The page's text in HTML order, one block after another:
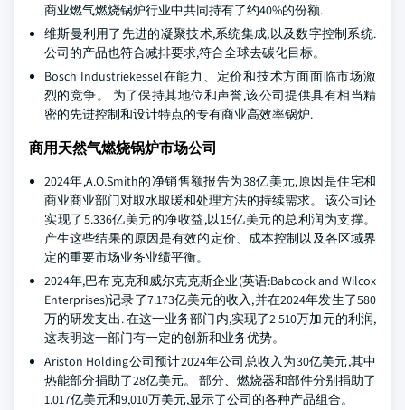
商业燃气燃烧锅炉行业中共同持有了约40%的份额.
维斯曼利用了先进的凝聚技术,系统集成,以及数字控制系统.
公司的产品也符合减排要求,符合全球去碳化目标。
Bosch Industriekessel在能力、定价和技术方面面临市场激
烈的竞争。 为了保持其地位和声誉,该公司提供具有相当精
密的先进控制和设计特点的专有商业高效率锅炉.
商用天然气燃烧锅炉市场公司
2024年,A.O.Smith的净销售额报告为38亿美元,原因是住宅和
商业商业部门对取水取暖和处理方法的持续需求。 该公司还
实现了5.336亿美元的净收益,以15亿美元的总利润为支撑。
产生这些结果的原因是有效的定价、成本控制以及各区域界
定的重要市场业务业绩平衡。
2024年,巴布克克和威尔克克斯企业(英语:Babcock and Wilcox
Enterprises)记录了7.173亿美元的收入,并在2024年发生了580
万的研发支出. 在这一业务部门内,实现了2 510万加元的利润,
这表明这一部门有一定的创新和业务优势。
Ariston Holding公司预计2024年公司总收入为30亿美元,其中
热能部分捐助了28亿美元。 部分、燃烧器和部件分别捐助了
1.017亿美元和9,010万美元,显示了公司的各种产品组合。